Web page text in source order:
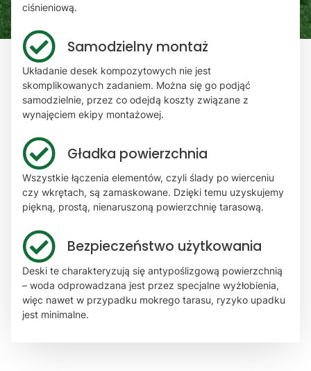
ciśnieniową.
Samodzielny montaż
Układanie desek kompozytowych nie jest
skomplikowanych zadaniem. Można się go podjąć
samodzielnie, przez co odejdą koszty związane z
wynajęciem ekipy montażowej.
Gładka powierzchnia
Wszystkie łączenia elementów, czyli ślady po wierceniu
czy wkrętach, są zamaskowane. Dzięki temu uzyskujemy
piękną, prostą, nienaruszoną powierzchnię tarasową.
Bezpieczeństwo użytkowania
Deski te charakteryzują się antypoślizgową powierzchnią
– woda odprowadzana jest przez specjalne wyżłobienia,
więc nawet w przypadku mokrego tarasu, ryzyko upadku
jest minimalne.